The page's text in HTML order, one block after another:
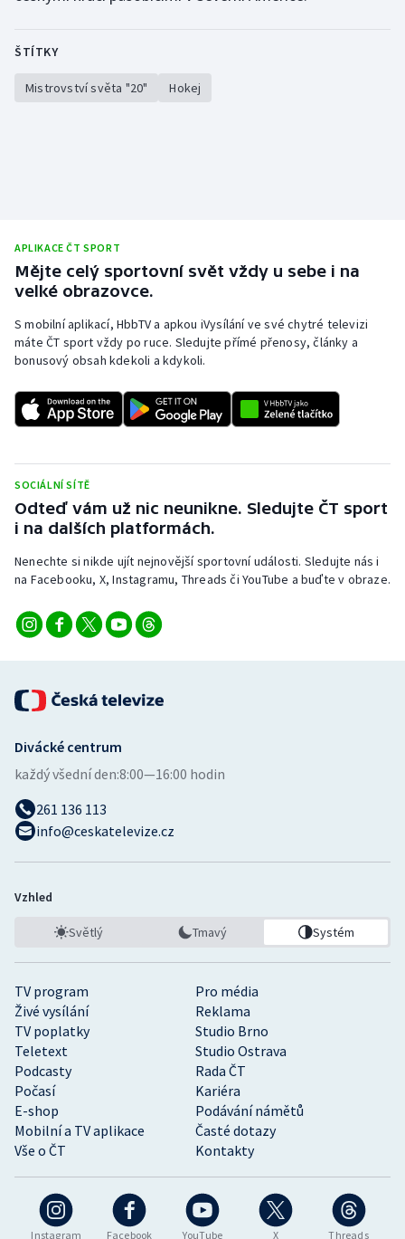
ŠTÍTKY
Mistrovství světa "20" Hokej
APLIKACE ČT SPORT
Mějte celý sportovní svět vždy u sebe i na
velké obrazovce.
S mobilní aplikací, HbbTV a apkou iVysílání ve své chytré televizi
máte ČT sport vždy po ruce. Sledujte přímé přenosy, články a
bonusový obsah kdekoli a kdykoli.
SOCIÁLNÍ SÍTĚ
Odteď vám už nic neunikne. Sledujte ČT sport
i na dalších platformách.
Nenechte si nikde ujít nejnovější sportovní události. Sledujte nás i
na Facebooku, X, Instagramu, Threads či YouTube a buďte v obraze.
Instagram Facebook YouTube X Threads
TV program
Pro média
Živé vysílání
Reklama
TV poplatky
Studio Brno
Teletext
Studio Ostrava
Podcasty
Rada ČT
Počasí
Kariéra
E-shop
Podávání námětů
Mobilní a TV aplikace
Časté dotazy
Vše o ČT
Kontakty
Divácké centrum
každý všední den:8:00—16:00 hodin
261 136 113
info@ceskatelevize.cz
Vzhled
Světlý Tmavý Systém